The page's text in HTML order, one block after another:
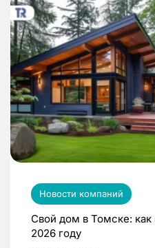
Новости компаний
Свой дом в Томске: как
2026 году